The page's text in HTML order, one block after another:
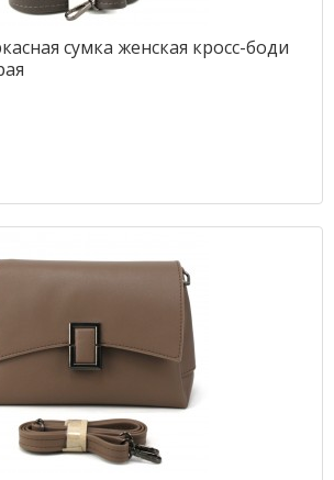
сумка женская кросс-боди